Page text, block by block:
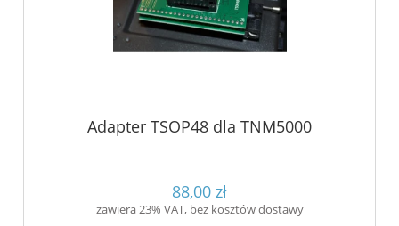
Adapter TSOP48 dla TNM5000
88,00 zł
zawiera 23% VAT, bez kosztów dostawy